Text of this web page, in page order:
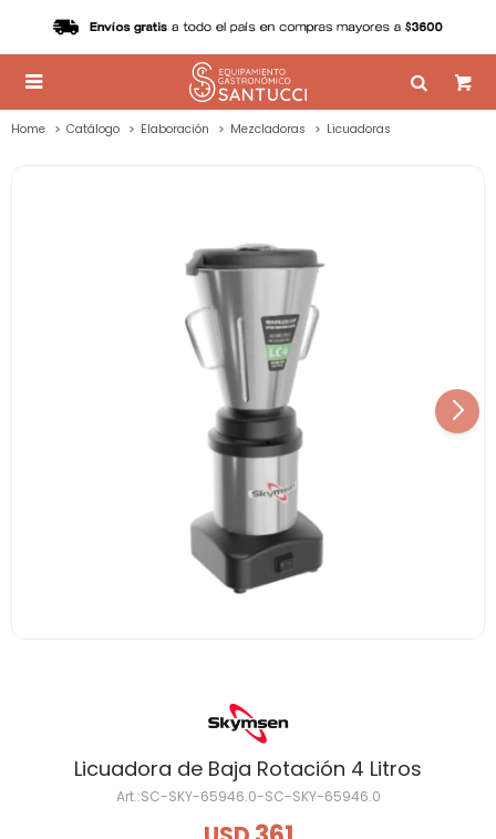

Home Catálogo Elaboración Mezcladoras Licuadoras
Licuadora de Baja Rotación 4 Litros
SC-SKY-65946.0-SC-SKY-65946.0